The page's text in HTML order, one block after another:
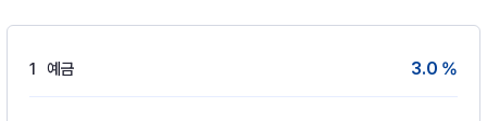
1 예금 3.0 %